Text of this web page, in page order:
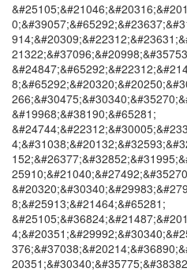
&#19968;&#38190;&#65281;
8;&#25913;&#21464;&#65281;